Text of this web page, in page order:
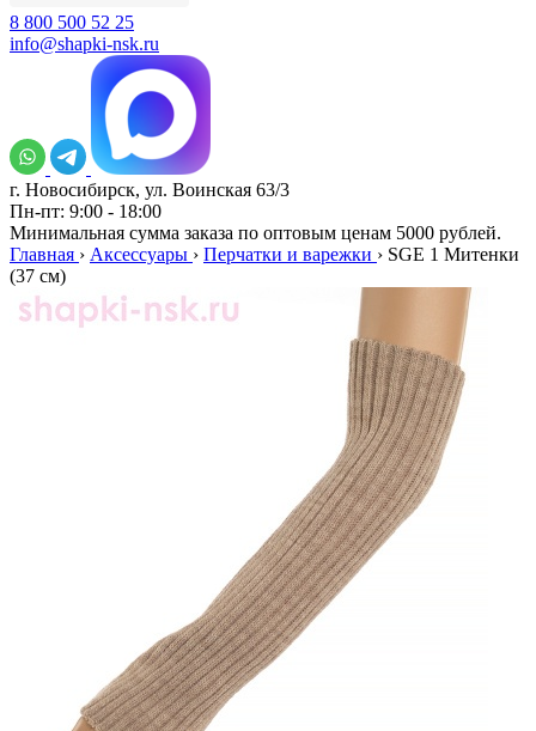
8 800 500 52 25
info@shapki-nsk.ru
г. Новосибирск, ул. Воинская 63/3
Пн-пт: 9:00 - 18:00
Минимальная сумма заказа по оптовым ценам 5000 рублей.
Главная › Аксессуары › Перчатки и варежки › SGE 1 Митенки
(37 см)